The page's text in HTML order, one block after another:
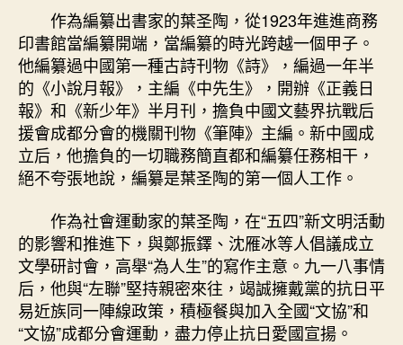
中
作為編纂出書家的葉圣陶，從1923年進進商務
印書館當編纂開端，當編纂的時光跨越一個甲子。
他編纂過中國第一種古詩刊物《詩》，編過一年半
的《小說月報》，主編《中先生》，開辦《正義日
報》和《新少年》半月刊，擔負中國文藝界抗戰后
援會成都分會的機關刊物《筆陣》主編。新中國成
立后，他擔負的一切職務簡直都和編纂任務相干，
絕不夸張地說，編纂是葉圣陶的第一個人工作。
作為社會運動家的葉圣陶，在“五四”新文明活動
的影響和推進下，與鄭振鐸、沈雁冰等人倡議成立
文學研討會，高舉“為人生”的寫作主意。九一八事情
后，他與“左聯”堅持親密來往，竭誠擁戴黨的抗日平
易近族同一陣線政策，積極餐與加入全國“文協”和
“文協”成都分會運動，盡力停止抗日愛國宣揚。